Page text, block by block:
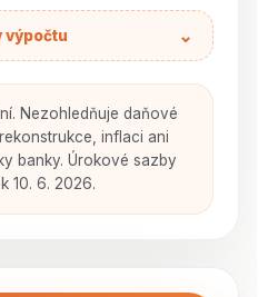
výpočtu ⌄
Nezohledňuje daňové
inflaci ani
banky. Úrokové sazby
10. 6. 2026.